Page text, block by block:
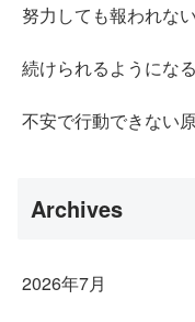
努力しても報われな
続けられるようにな
不安で行動できない
Archives
2026年7月